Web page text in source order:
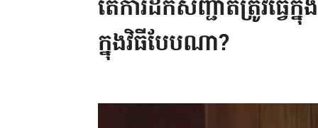
តើការដកសញ្ជាតិត្រូវធ្វើ
ក្នុងវិធីបែបណា?